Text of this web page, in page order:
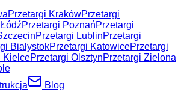
Przetargi KrakówPrzetargi
Przetargi PoznańPrzetargi
Przetargi LublinPrzetargi
BiałystokPrzetargi KatowicePrzetargi
KielcePrzetargi OlsztynPrzetargi Zielona
Blog